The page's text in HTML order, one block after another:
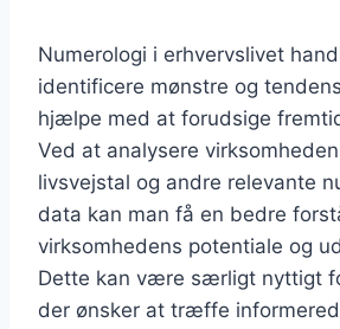
Numerologi i erhvervslivet
identificere mønstre og
hjælpe med at forudsige
Ved at analysere
livsvejstal og andre relevante
data kan man få en bedre
virksomhedens potentiale og
Dette kan være særligt nyttigt
der ønsker at træffe